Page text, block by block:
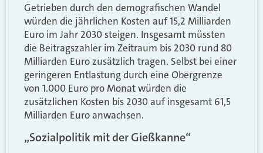
Getrieben durch den demografischen Wandel
würden die jährlichen Kosten auf 15,2 Milliarden
Euro im Jahr 2030 steigen. Insgesamt müssten
die Beitragszahler im Zeitraum bis 2030 rund 80
Milliarden Euro zusätzlich tragen. Selbst bei einer
geringeren Entlastung durch eine Obergrenze
von 1.000 Euro pro Monat würden die
zusätzlichen Kosten bis 2030 auf insgesamt 61,5
Milliarden Euro anwachsen.
„Sozialpolitik mit der Gießkanne“